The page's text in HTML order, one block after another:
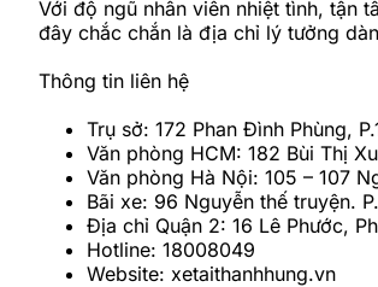
Với độ ngũ nhân viên nhiệt tình, tận
đây chắc chắn là địa chỉ lý tưởng
Thông tin liên hệ
Trụ sở: 172 Phan Đình Phùng,
Văn phòng HCM: 182 Bùi Thị
Văn phòng Hà Nội: 105 – 107
Bãi xe: 96 Nguyễn thế truyện.
Địa chỉ Quận 2: 16 Lê Phước,
Hotline: 18008049
Website: xetaithanhhung.vn